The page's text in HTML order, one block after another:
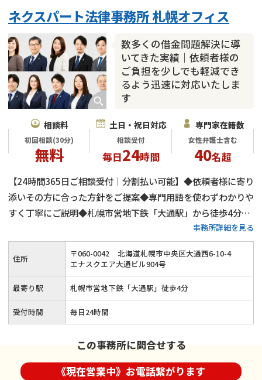
数多くの借金問題解決に導
いてきた実績｜依頼者様の
ご負担を少しでも軽減でき
るよう迅速に対応いたしま
す
ネクスパート法律事務所 札幌オフィス
相談料
初回相談(30分)
無料
土日・祝日対応
相談受付
毎日24時間
専門家在籍数
女性弁護士含む
40名超
【24時間365日ご相談受付｜分割払い可能】◆依頼者様に寄り
添いその方に合った方針をご提案◆専門用語を使わずわかりや
すく丁寧にご説明◆札幌市営地下鉄「大通駅」から徒歩4分◆
初回相談30分無料◆メリット・デメリットを丁寧にご説明
事務所詳細を見る
住所 〒060-0042
北海道札幌市中央区大通西6-10-4
エナスクエア大通ビル904号
最寄り駅 札幌市営地下鉄「大通駅」徒歩4分
受付時間 毎日24時間
この事務所に問合せする
《現在営業中》お電話繋がります